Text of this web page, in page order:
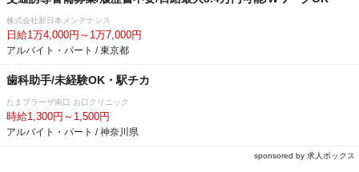
株式会社新日本メンテナンス
日給1万4,000円～1万7,000円
アルバイト・パート / 東京都
歯科助手/未経験OK・駅チカ
たまプラーザ南口 お口クリニック
時給1,300円～1,500円
アルバイト・パート / 神奈川県
sponsored by 求人ボックス